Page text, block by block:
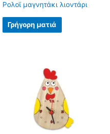
Ρολοϊ μαγνητάκι λιοντάρι
Γρήγορη ματιά